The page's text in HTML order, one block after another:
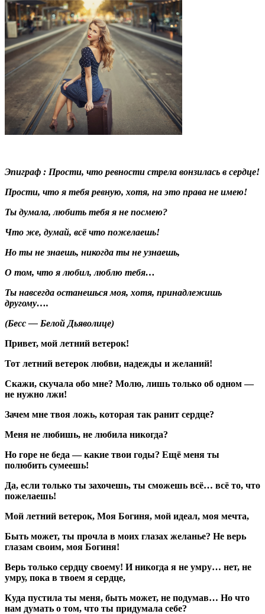
Эпиграф : Прости, что ревности стрела вонзилась в сердце!
Прости, что я тебя ревную, хотя, на это права не имею!
Ты думала, любить тебя я не посмею?
Что же, думай, всё что пожелаешь!
Но ты не знаешь, никогда ты не узнаешь,
О том, что я любил, люблю тебя…
Ты навсегда останешься моя, хотя, принадлежишь
другому….
(Бесс — Белой Дьяволице)
Привет, мой летний ветерок!
Тот летний ветерок любви, надежды и желаний!
Скажи, скучала обо мне? Молю, лишь только об одном —
не нужно лжи!
Зачем мне твоя ложь, которая так ранит сердце?
Меня не любишь, не любила никогда?
Но горе не беда — какие твои годы? Ещё меня ты
полюбить сумеешь!
Да, если только ты захочешь, ты сможешь всё… всё то, что
пожелаешь!
Мой летний ветерок, Моя Богиня, мой идеал, моя мечта,
Быть может, ты прочла в моих глазах желанье? Не верь
глазам своим, моя Богиня!
Верь только сердцу своему! И никогда я не умру… нет, не
умру, пока в твоем я сердце,
Куда пустила ты меня, быть может, не подумав… Но что
нам думать о том, что ты придумала себе?